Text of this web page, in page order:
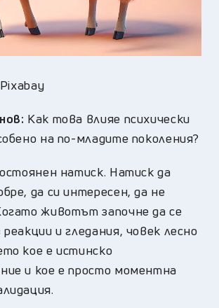
Как това влияе психически
на по-младите поколения?
натиск. Натиск да
да си интересен, да не
животът започне да се
и гледания, човек лесно
кое е истинско
и кое е просто моментна